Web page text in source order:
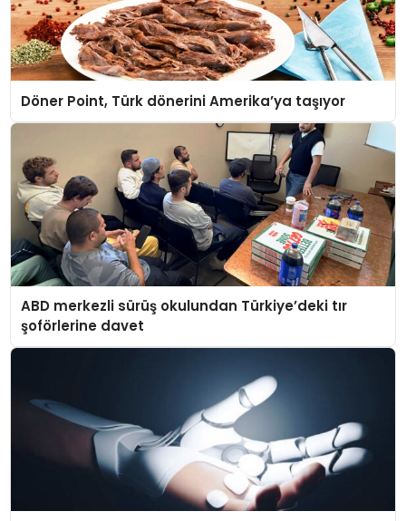
Döner Point, Türk dönerini Amerika’ya taşıyor
ABD merkezli sürüş okulundan Türkiye’deki tır
şoförlerine davet